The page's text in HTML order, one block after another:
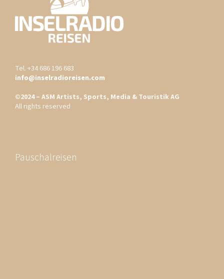
Tel. +34 686 196 683
info@inselradioreisen.com
©2024 – ASM Artists, Sports, Media & Touristik AG
All rights reserved
Pauschalreisen